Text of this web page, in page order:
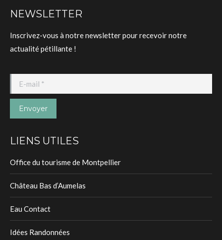
NEWSLETTER
Inscrivez-vous à notre newsletter pour recevoir notre
actualité pétillante !
E-mail *
Envoyer
LIENS UTILES
Office du tourisme de Montpellier
Château Bas d’Aumelas
Eau Contact
Idées Randonnées